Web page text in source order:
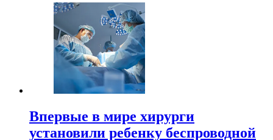
Впервые в мире хирурги
установили ребенку беспроводной